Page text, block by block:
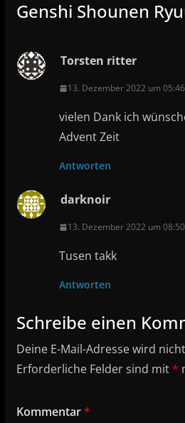
Genshi Shounen
Torsten ritter
13. Dezember 2022 um
vielen Dank ich
Advent Zeit
Antworten
darknoir
13. Dezember 2022 um
Tusen takk
Antworten
Schreibe einen
Deine E-Mail-Adresse wird
Erforderliche Felder sind mit*
Kommentar*